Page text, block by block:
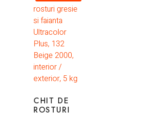
CHIT DE
ROSTURI